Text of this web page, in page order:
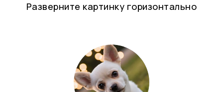
Разверните картинку горизонтально